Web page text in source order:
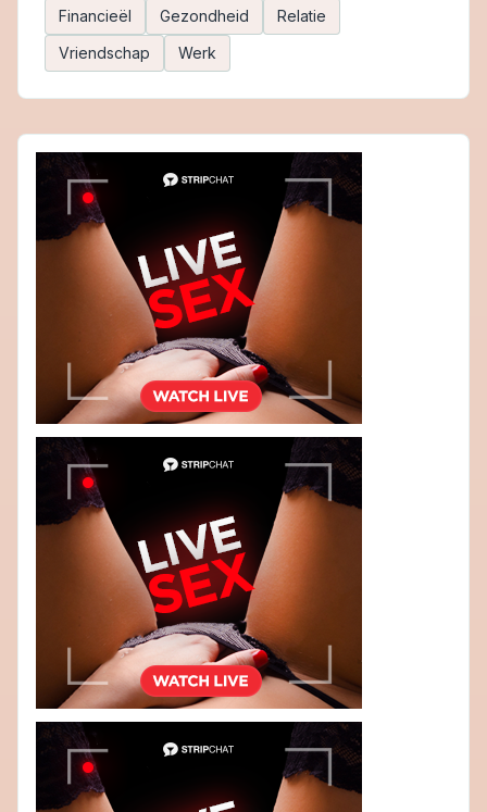
Financieël
Gezondheid
Relatie
Vriendschap
Werk